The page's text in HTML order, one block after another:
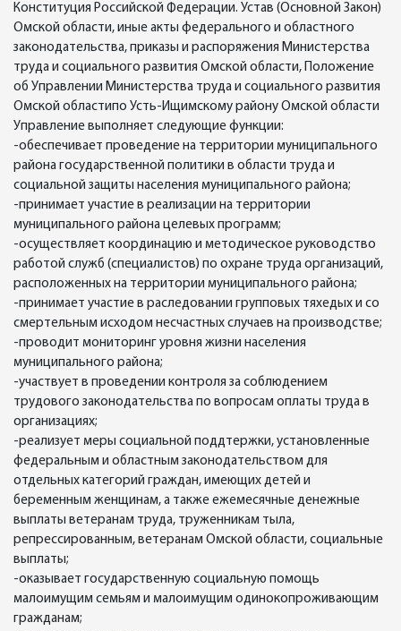
Конституция Российской Федерации. Устав (Основной Закон)
Омской области, иные акты федерального и областного
законодательства, приказы и распоряжения Министерства
труда и социального развития Омской области, Положение
об Управлении Министерства труда и социального развития
Омской областипо Усть-Ищимскому району Омской области
Управление выполняет следующие функции:
-обеспечивает проведение на территории муниципального
района государственной политики в области труда и
социальной защиты населения муниципального района;
-принимает участие в реализации на территории
муниципального района целевых программ;
-осуществляет координацию и методическое руководство
работой служб (специалистов) по охране труда организаций,
расположенных на территории муниципального района;
-принимает участие в раследовании групповых тяхедых и со
смертельным исходом несчастных случаев на производстве;
-проводит мониторинг уровня жизни населения
муниципального района;
-участвует в проведении контроля за соблюдением
трудового законодательства по вопросам оплаты труда в
организациях;
-реализует меры социальной поддтержки, установленные
федеральным и областным законодательством для
отдельных категорий граждан, имеющих детей и
беременным женщинам, а также ежемесячные денежные
выплаты ветеранам труда, труженникам тыла,
репрессированным, ветеранам Омской области, социальные
выплаты;
-оказывает государственную социальную помощь
малоимущим семьям и малоимущим одинокопроживающим
гражданам;